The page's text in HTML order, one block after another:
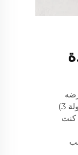
1.96 بوصة وطوله 3 ياردات 2) إنه ثقيل الوزن بحيث لن يتحرك القماش بسهولة 3)
كنت